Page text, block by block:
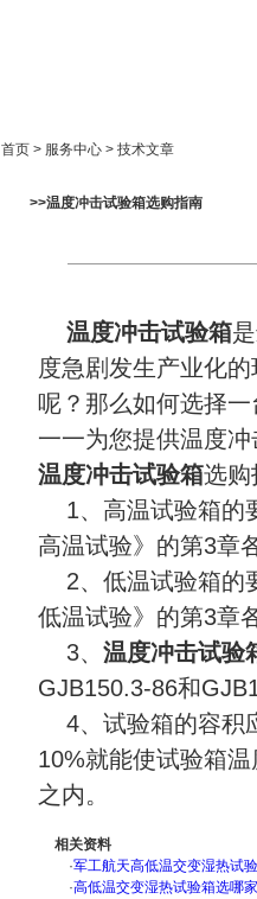
首页 > 服务中心 > 技术文章
>>温度冲击试验箱选购指南
温度冲击试验箱
度急剧发生产业化
呢？那么如何选择
一一为您提供温度
温度冲击试验箱选购
1、高温试验箱的
高温试验》的第3章
2、低温试验箱的
低温试验》的第3章
3、 温度冲击试验
GJB150.3-86和
4、试验箱的容积
10%就能使试验箱
之内。
相关资料
·军工航天高低温交变湿热试
·高低温交变湿热试验箱选哪